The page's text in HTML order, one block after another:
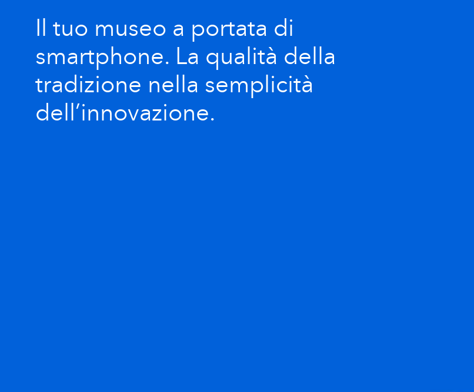
Il tuo museo a portata di
smartphone. La qualità della
tradizione nella semplicità
dell’innovazione.